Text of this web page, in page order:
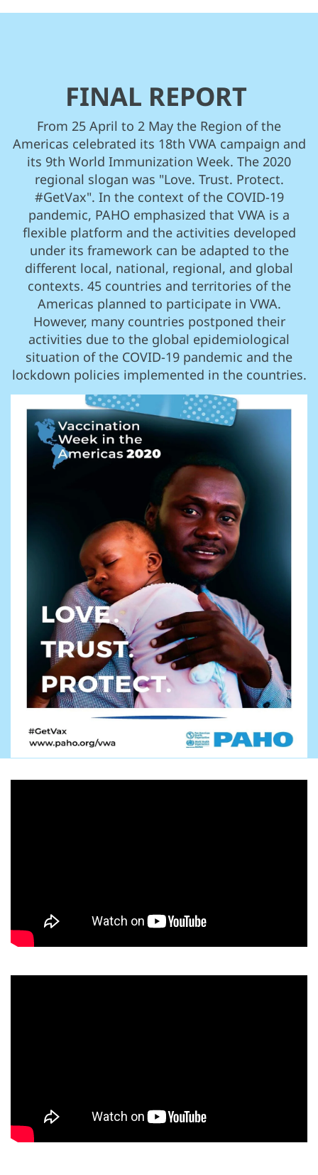
FINAL REPORT
From 25 April to 2 May the Region of the
Americas celebrated its 18th VWA campaign and
its 9th World Immunization Week. The 2020
regional slogan was "Love. Trust. Protect.
#GetVax". In the context of the COVID-19
pandemic, PAHO emphasized that VWA is a
flexible platform and the activities developed
under its framework can be adapted to the
different local, national, regional, and global
contexts. 45 countries and territories of the
Americas planned to participate in VWA.
However, many countries postponed their
activities due to the global epidemiological
situation of the COVID-19 pandemic and the
lockdown policies implemented in the countries.